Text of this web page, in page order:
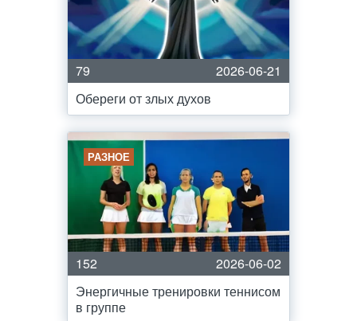
79
2026-06-21
Обереги от злых духов
РАЗНОЕ
152
2026-06-02
Энергичные тренировки теннисом
в группе